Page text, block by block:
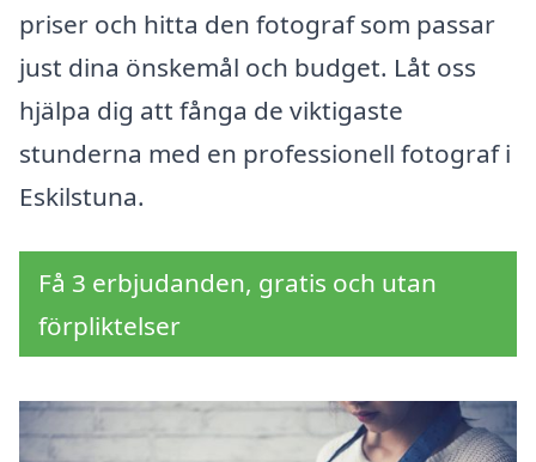
priser och hitta den fotograf som passar
just dina önskemål och budget. Låt oss
hjälpa dig att fånga de viktigaste
stunderna med en professionell fotograf i
Eskilstuna.
Få 3 erbjudanden, gratis och utan
förpliktelser